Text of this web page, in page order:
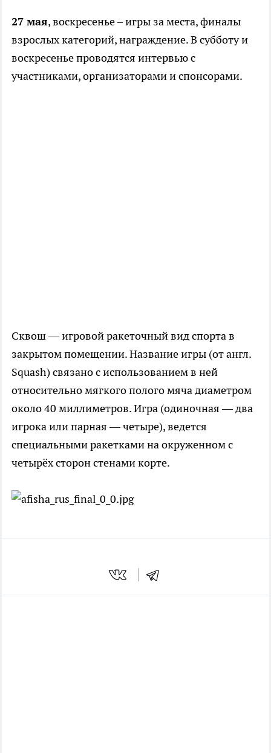
27 мая, воскресенье – игры за места, финалы
взрослых категорий, награждение. В субботу и
воскресенье проводятся интервью с
участниками, организаторами и спонсорами.
Сквош — игровой ракеточный вид спорта в
закрытом помещении. Название игры (от англ.
Squash) связано с использованием в ней
относительно мягкого полого мяча диаметром
около 40 миллиметров. Игра (одиночная — два
игрока или парная — четыре), ведется
специальными ракетками на окруженном с
четырёх сторон стенами корте.